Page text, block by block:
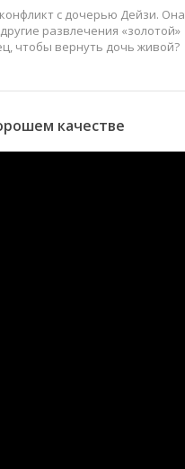
с дочерью Дейзи. Она
развлечения «золотой»
чтобы вернуть дочь живой?
качестве